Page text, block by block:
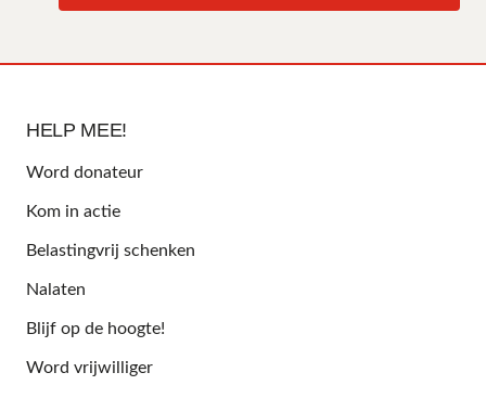
HELP MEE!
Word donateur
Kom in actie
Belastingvrij schenken
Nalaten
Blijf op de hoogte!
Word vrijwilliger